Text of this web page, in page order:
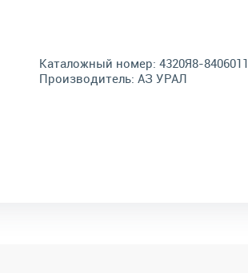
Каталожный номер: 4320Я8-8406011
Производитель: АЗ УРАЛ